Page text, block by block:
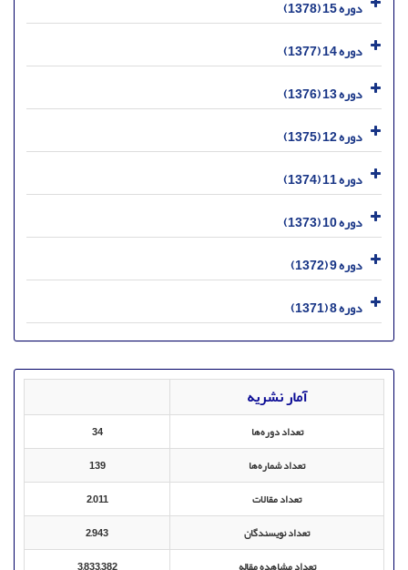
دوره 15 (1378)
دوره 14 (1377)
دوره 13 (1376)
دوره 12 (1375)
دوره 11 (1374)
دوره 10 (1373)
دوره 9 (1372)
دوره 8 (1371)
آمار نشریه
تعداد دوره‌ها
34
تعداد شماره‌ها
139
تعداد مقالات
2,011
تعداد نویسندگان
2,943